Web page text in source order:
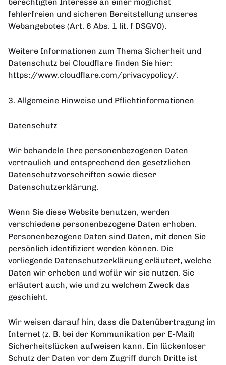
fehlerfreien und sicheren Bereitstellung unseres
Webangebotes (Art. 6 Abs. 1 lit. f DSGVO).
Weitere Informationen zum Thema Sicherheit und
Datenschutz bei Cloudflare finden Sie hier:
https://www.cloudflare.com/privacypolicy/.
3. Allgemeine Hinweise und Pflichtinformationen
Datenschutz
Wir behandeln Ihre personenbezogenen Daten
vertraulich und entsprechend den gesetzlichen
Datenschutzvorschriften sowie dieser
Datenschutzerklärung.
Wenn Sie diese Website benutzen, werden
verschiedene personenbezogene Daten erhoben.
Personenbezogene Daten sind Daten, mit denen Sie
persönlich identifiziert werden können. Die
vorliegende Datenschutzerklärung erläutert, welche
Daten wir erheben und wofür wir sie nutzen. Sie
erläutert auch, wie und zu welchem Zweck das
geschieht.
Wir weisen darauf hin, dass die Datenübertragung im
Internet (z. B. bei der Kommunikation per E-Mail)
Sicherheitslücken aufweisen kann. Ein lückenloser
Schutz der Daten vor dem Zugriff durch Dritte ist